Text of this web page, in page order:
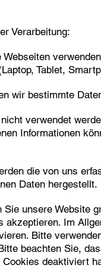
Verarbeitung:
Tablet,
wir bestimmte
verwendet
Informationen
die von uns
Daten hergestellt.
Sie unsere Website
akzeptieren. Im
Bitte
beachten Sie,
Cookies deaktiviert